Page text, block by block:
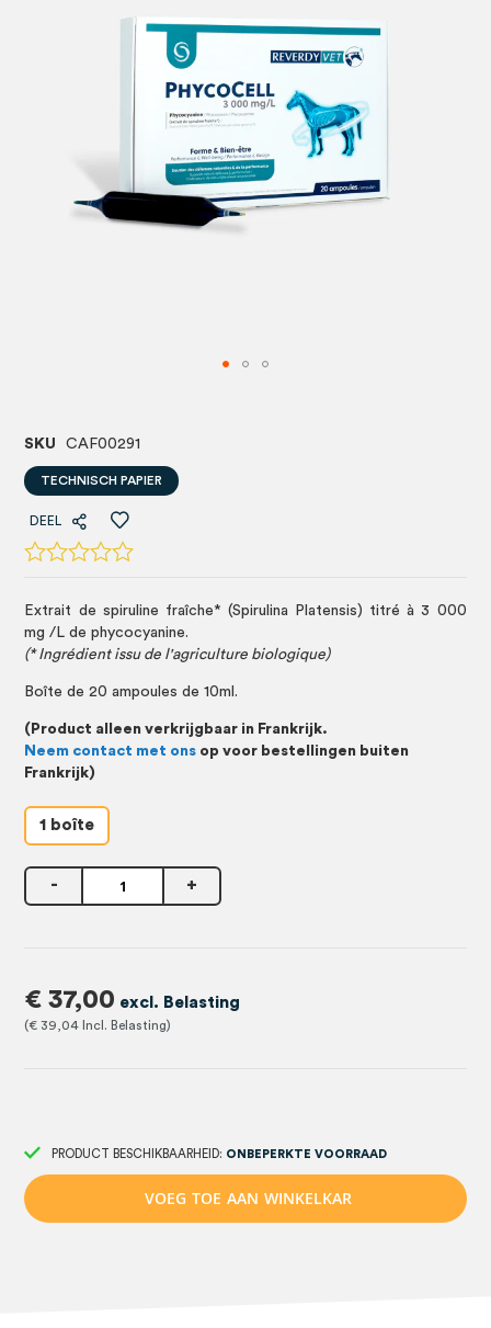
SKU CAF00291
TECHNISCH PAPIER
DEEL
Extrait de spiruline fraîche* (Spirulina Platensis) titré à 3 000
mg /L de phycocyanine.
(* Ingrédient issu de l'agriculture biologique)
Boîte de 20 ampoules de 10ml.
(Product alleen verkrijgbaar in Frankrijk.
Neem contact met ons op voor bestellingen buiten
Frankrijk)
1 boîte
- +
€ 39,04
€ 37,00
PRODUCT BESCHIKBAARHEID: ONBEPERKTE VOORRAAD
VOEG TOE AAN WINKELKAR